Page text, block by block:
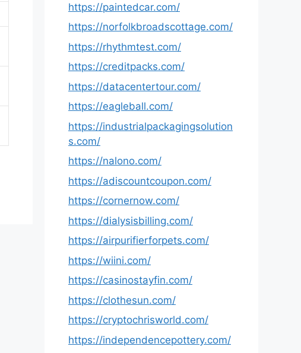
https://paintedcar.com/
https://norfolkbroadscottage.com/
https://rhythmtest.com/
https://creditpacks.com/
https://datacentertour.com/
https://eagleball.com/
https://industrialpackagingsolution
s.com/
https://nalono.com/
https://adiscountcoupon.com/
https://cornernow.com/
https://dialysisbilling.com/
https://airpurifierforpets.com/
https://wiini.com/
https://casinostayfin.com/
https://clothesun.com/
https://cryptochrisworld.com/
https://independencepottery.com/